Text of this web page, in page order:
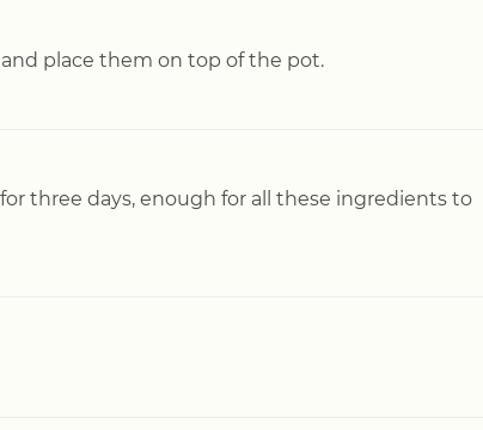
place them on top of the pot.
three days, enough for all these ingredients to